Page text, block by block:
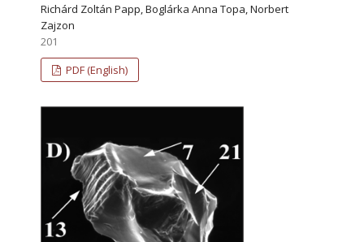
Richárd Zoltán Papp, Boglárka Anna Topa, Norbert
Zajzon
201
PDF (English)